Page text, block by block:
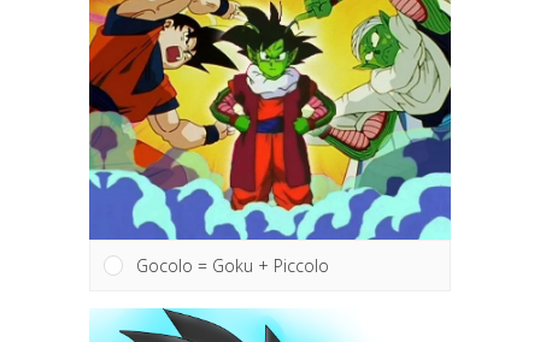
Gocolo = Goku + Piccolo